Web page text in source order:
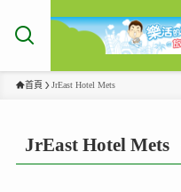
首頁 JrEast Hotel Mets
JrEast Hotel Mets